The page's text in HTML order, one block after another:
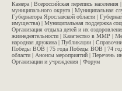
Камера | Всероссийская перепись населения |
муниципального округа | Муниципальная
Губернатора Ярославской области |
имущества) | Муниципальная поддержка
Организация отдыха детей и их
жизнедеятельности | Казачество в ММР |
народная дружина | Публикации |
Победы ВОВ | 75 года Победы ВОВ | 74
области | Анонсы мероприятий | Перечень
Организации и учреждения | Форум